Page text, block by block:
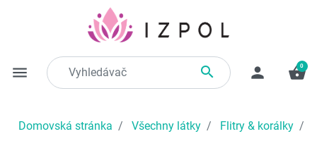
menu  person shopping_basket
0
Domovská stránka Všechny látky Flitry & korálky